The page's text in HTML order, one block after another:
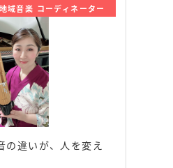
地域音楽 コーディネーター
の違いが、人を変え